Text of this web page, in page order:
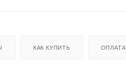
КАК КУПИТЬ ОПЛАТА